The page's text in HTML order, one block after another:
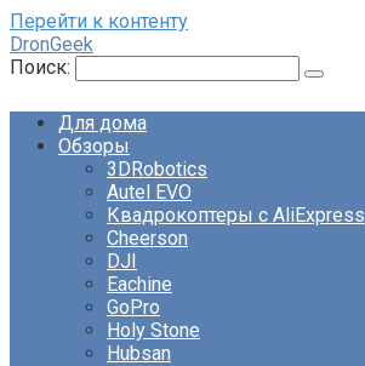
Перейти к контенту
DronGeek
Поиск:
Для дома
Обзоры
3DRobotics
Autel EVO
Квадрокоптеры с AliExpress
Cheerson
DJI
Eachine
GoPro
Holy Stone
Hubsan